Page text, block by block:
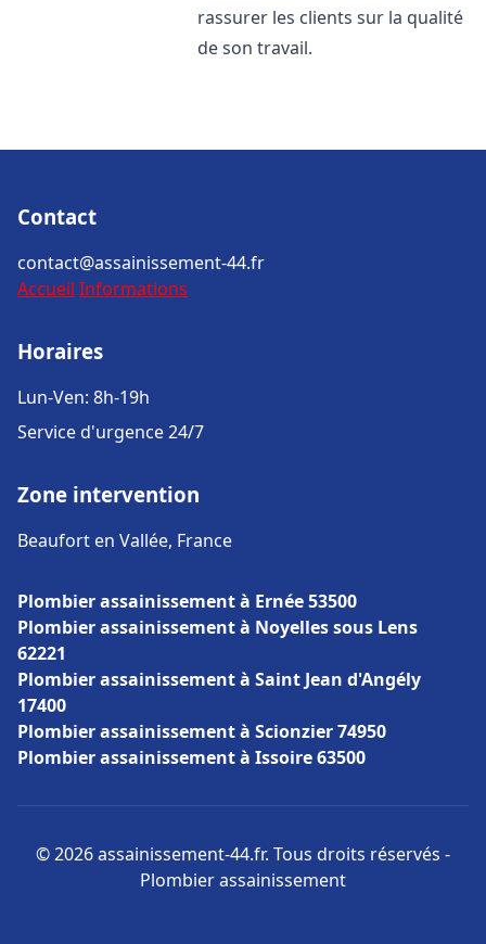
rassurer les clients sur la qualité
de son travail.
Contact
contact@assainissement-44.fr
Accueil Informations
Horaires
Lun-Ven: 8h-19h
Service d'urgence 24/7
Zone intervention
Beaufort en Vallée, France
Plombier assainissement à Ernée 53500
Plombier assainissement à Noyelles sous Lens
62221
Plombier assainissement à Saint Jean d'Angély
17400
Plombier assainissement à Scionzier 74950
Plombier assainissement à Issoire 63500
© 2026 assainissement-44.fr. Tous droits réservés -
Plombier assainissement